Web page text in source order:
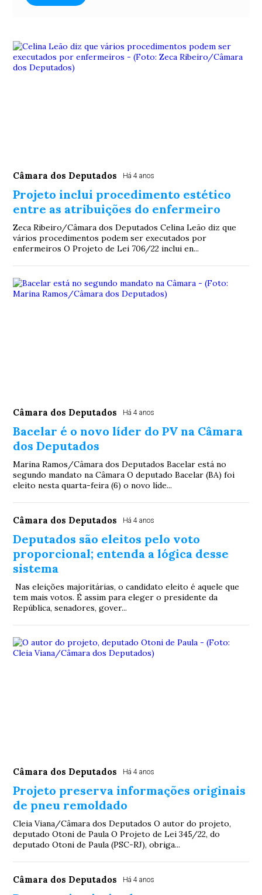
Câmara dos Deputados Há 4 anos
Projeto inclui procedimento estético
entre as atribuições do enfermeiro
Zeca Ribeiro/Câmara dos Deputados Celina Leão diz que
vários procedimentos podem ser executados por
enfermeiros O Projeto de Lei 706/22 inclui en...
Câmara dos Deputados Há 4 anos
Bacelar é o novo líder do PV na Câmara
dos Deputados
Marina Ramos/Câmara dos Deputados Bacelar está no
segundo mandato na Câmara O deputado Bacelar (BA) foi
eleito nesta quarta-feira (6) o novo líde...
Câmara dos Deputados Há 4 anos
Deputados são eleitos pelo voto
proporcional; entenda a lógica desse
sistema
Nas eleições majoritárias, o candidato eleito é aquele que
tem mais votos. É assim para eleger o presidente da
República, senadores, gover...
Câmara dos Deputados Há 4 anos
Projeto preserva informações originais
de pneu remoldado
Cleia Viana/Câmara dos Deputados O autor do projeto,
deputado Otoni de Paula O Projeto de Lei 345/22, do
deputado Otoni de Paula (PSC-RJ), obriga...
Câmara dos Deputados Há 4 anos